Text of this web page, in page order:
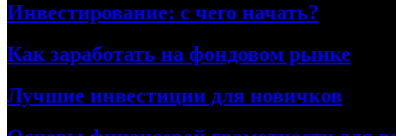
Инвестирование: с чего начать?
Как заработать на фондовом рынке
Лучшие инвестиции для новичков